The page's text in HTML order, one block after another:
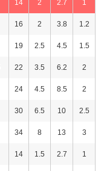
14 2 2.7 1
16 2 3.8 1.2
19 2.5 4.5 1.5
22 3.5 6.2 2
24 4.5 8.5 2
30 6.5 10 2.5
34 8 13 3
14 1.5 2.7 1